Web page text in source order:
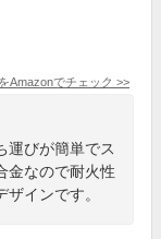
Amazonでチェック >>
運びが簡単でス
金なので耐火性
インです。